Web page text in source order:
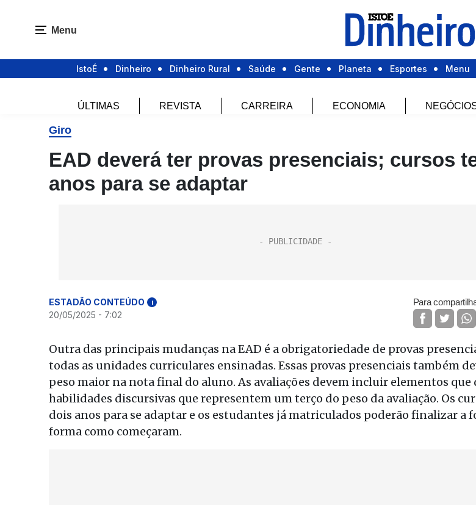
Menu
IstoÉ Dinheiro Dinheiro Rural Saúde Gente Planeta Esportes Menu
ÚLTIMAS REVISTA CARREIRA ECONOMIA
Giro
EAD deverá ter provas presenciais; cursos
anos para se adaptar
ESTADÃO CONTEÚDO i
20/05/2025 - 7:02
Para
Outra das principais mudanças na EAD é a obrigatoriedade de provas
todas as unidades curriculares ensinadas. Essas provas presenciais também
peso maior na nota final do aluno. As avaliações devem incluir elementos que
habilidades discursivas que representem um terço do peso da avaliação. Os
dois anos para se adaptar e os estudantes já matriculados poderão finalizar a
forma como começaram.